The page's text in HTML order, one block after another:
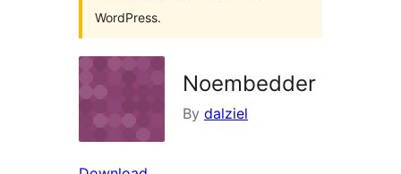
WordPress.
Noembedder
By dalziel